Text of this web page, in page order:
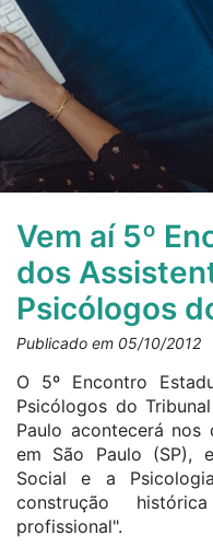
Vem aí 5º
dos
Psicólogos
Publicado em 05/10/2012
O 5º Encontro
Psicólogos do
Paulo acontecerá nos
em São Paulo (SP),
Social e a
construção
profissional".